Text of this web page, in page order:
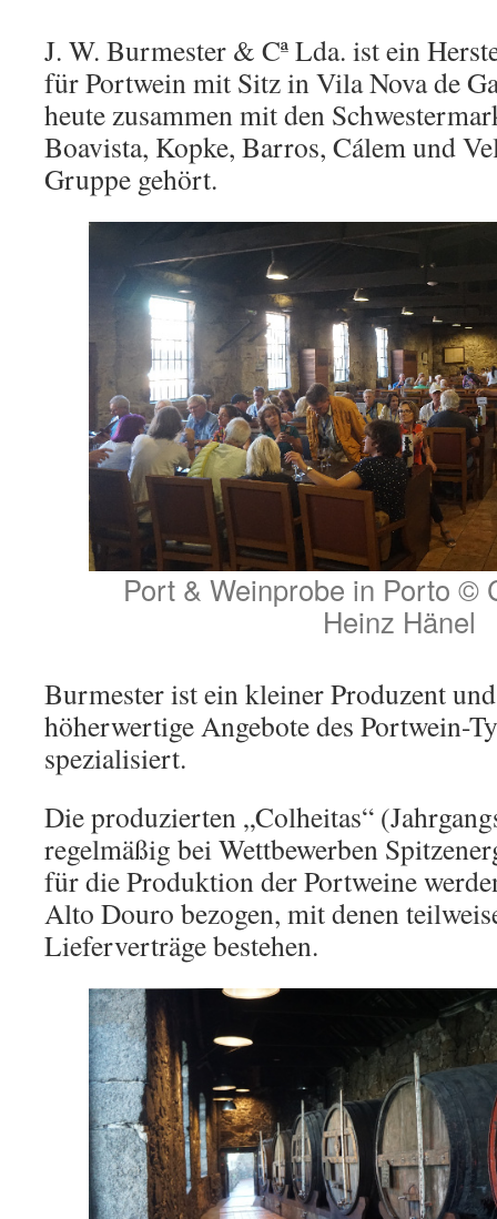
J. W. Burmester & Cª Lda. ist ein
für Portwein mit Sitz in Vila Nova de
heute zusammen mit den
Boavista, Kopke, Barros, Cálem und
Gruppe gehört.
Port & Weinprobe in Porto ©
Heinz Hänel
Burmester ist ein kleiner Produzent
höherwertige Angebote des Portwein-
spezialisiert.
Die produzierten „Colheitas“
regelmäßig bei Wettbewerben
für die Produktion der Portweine
Alto Douro bezogen, mit denen
Lieferverträge bestehen.